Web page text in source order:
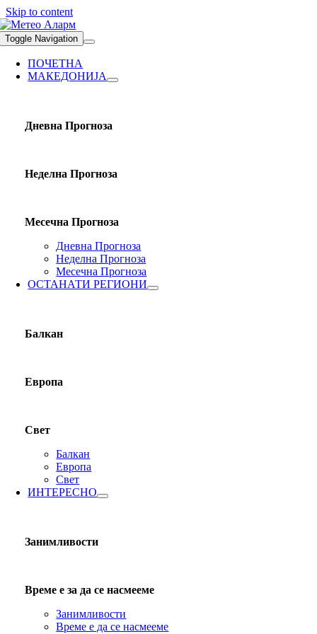
Skip to content
Toggle Navigation
ПОЧЕТНА
МАКЕДОНИЈА
Дневна Прогноза
Неделна Прогноза
Месечна Прогноза
Дневна Прогноза
Неделна Прогноза
Месечна Прогноза
ОСТАНАТИ РЕГИОНИ
Балкан
Европа
Свет
Балкан
Европа
Свет
ИНТЕРЕСНО
Занимливости
Време е за да се насмееме
Занимливости
Време е да се насмееме